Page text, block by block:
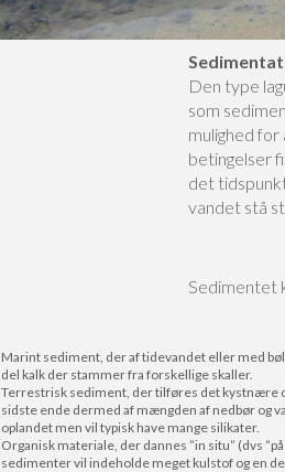
Den type
som
mulighed
betingelser
det
vandet stå
Sedimentet
Marint sediment, der af tidevandet eller med
del kalk der stammer fra forskellige skaller.
Terrestrisk sediment, der tilføres det kystnære
sidste ende dermed af mængden af nedbør og
oplandet men vil typisk have mange silikater.
Organisk materiale, der dannes ”in situ” (dvs
sedimenter vil indeholde meget kulstof og en